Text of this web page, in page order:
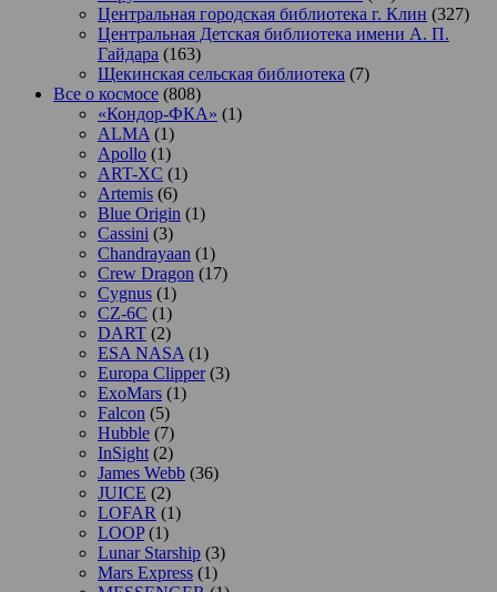
Центральная городская библиотека г. Клин (327)
Центральная Детская библиотека имени А. П.
Гайдара (163)
Щекинская сельская библиотека (7)
Все о космосе (808)
«Кондор-ФКА» (1)
ALMA (1)
Apollo (1)
ART-XC (1)
Artemis (6)
Blue Origin (1)
Cassini (3)
Chandrayaan (1)
Crew Dragon (17)
Cygnus (1)
CZ-6C (1)
DART (2)
ESA NASA (1)
Europa Clipper(3)
ExoMars (1)
Falcon (5)
Hubble (7)
InSight (2)
James Webb (36)
JUICE (2)
LOFAR (1)
LOOP(1)
Lunar Starship (3)
Mars Express (1)